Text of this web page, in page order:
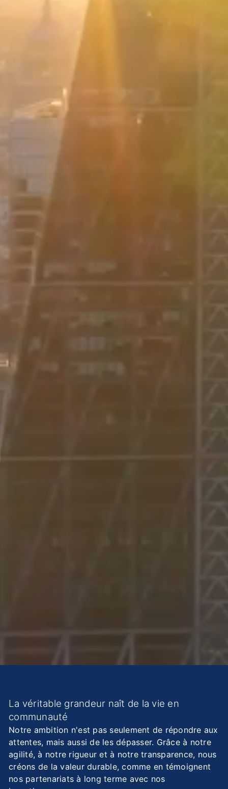
La véritable grandeur naît de la vie en
communauté
Notre ambition n'est pas seulement de répondre aux
attentes, mais aussi de les dépasser. Grâce à notre
agilité, à notre rigueur et à notre transparence, nous
créons de la valeur durable, comme en témoignent
nos partenariats à long terme avec nos